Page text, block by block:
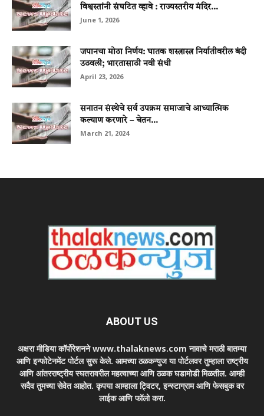
विश्वस्तांनी संघटित व्हावे : राज्यस्तरीय मंदिर...
June 1, 2026
जपानचा मोठा निर्णय: घातक शस्त्रास्त्र निर्यातीवरील बंदी
उठवली; भारतासाठी नवी संधी
April 23, 2026
सनातन संस्‍थेचे सर्व उपक्रम समाजाचे आध्‍यात्‍मिक
कल्‍याण करणारे – चेतन...
March 21, 2024
ABOUT US
अक्षरा मीडिया कॉर्पोरेशनने www.thalaknews.com नावाचे मराठी बातम्या
आणि इन्फोटेनमेंट पोर्टल सुरू केले. आमच्या ठळकन्युज या पोर्टलवर तुम्हाला राष्ट्रीय
आणि आंतरराष्ट्रीय स्घतरावरील महत्वाच्या आणि ठळक घडामोडी मिळतील. आम्ही
सदैव तुमच्या सेवेत आहोत. कृपया आम्हाला ट्विटर, इन्स्टाग्राम आणि फेसबुक वर
लाईक आणि फॉलो करा.